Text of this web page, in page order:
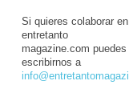
Si quieres colaborar en
entretanto
magazine.com puedes
escribirnos a